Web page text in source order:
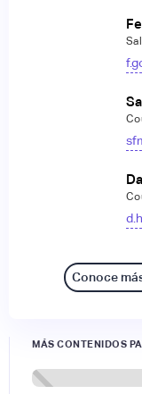
Conoce
MÁS CONTENIDOS